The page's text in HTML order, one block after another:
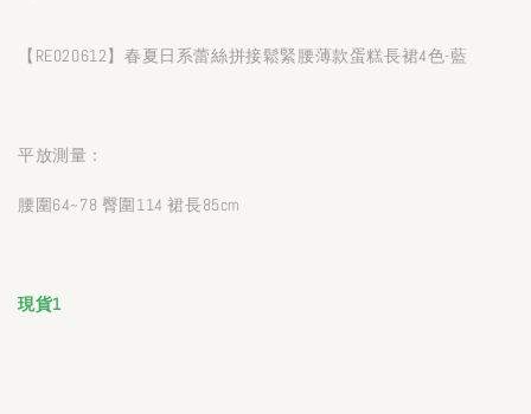
【RE020612】春夏日系蕾絲拼接鬆緊腰薄款蛋糕長裙4色-藍
平放測量：
腰圍64~78 臀圍114 裙長85cm
現貨1